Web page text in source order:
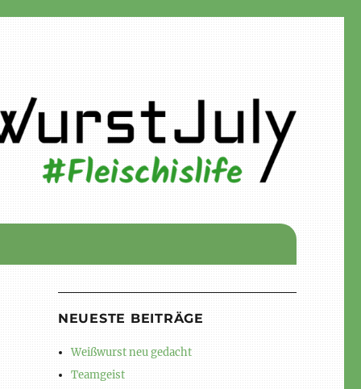
NEUESTE BEITRÄGE
Weißwurst neu gedacht
Teamgeist